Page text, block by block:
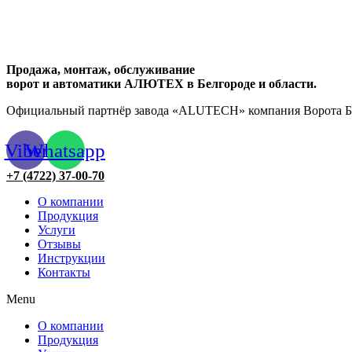
Продажа, монтаж, обслуживание
ворот и автоматики АЛЮТЕХ в Белгороде и области.
Официальный партнёр завода «ALUTECH» компания Ворота
ViberWhatsapp
+7 (4722) 37-00-70
О компании
Продукция
Услуги
Отзывы
Инструкции
Контакты
Menu
О компании
Продукция